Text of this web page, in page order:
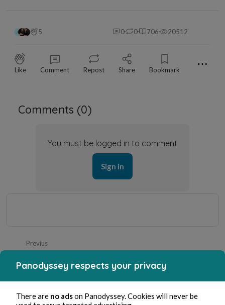
5 0 0 706 20512
Like Comment Repost Share Bookmark ⋯
Comments (0)
You must be logged in to comment
Sign in
Previus
Ouvrir les yeux
Next
Jeanne et/ou Yvonne ?
Panodyssey respects your privacy
There are no adson Panodyssey. Cookies will never be